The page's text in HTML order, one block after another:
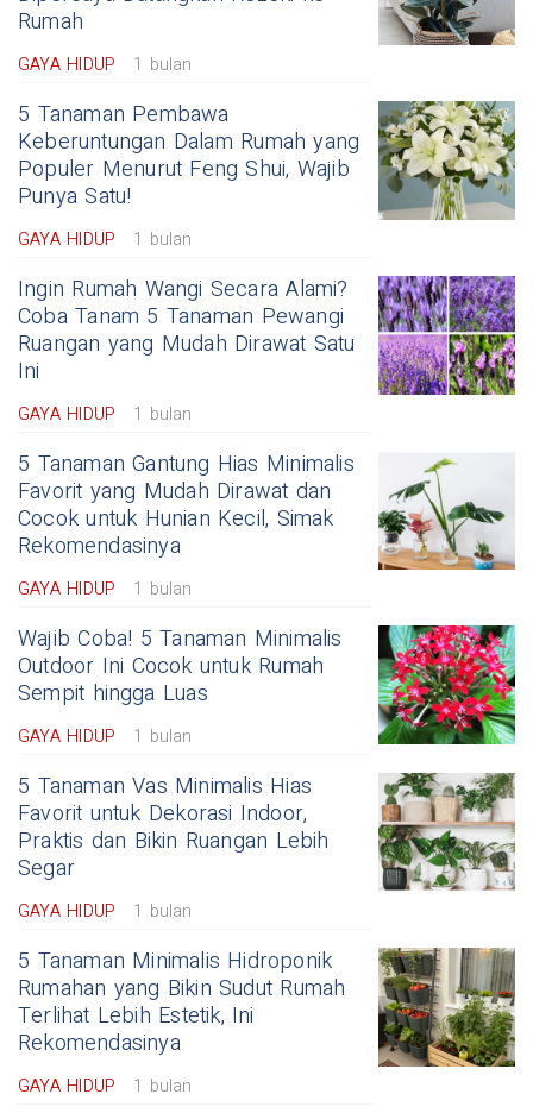
Rumah
GAYA HIDUP 1 bulan
5 Tanaman Pembawa
Keberuntungan Dalam Rumah yang
Populer Menurut Feng Shui, Wajib
Punya Satu!
GAYA HIDUP 1 bulan
Ingin Rumah Wangi Secara Alami?
Coba Tanam 5 Tanaman Pewangi
Ruangan yang Mudah Dirawat Satu
Ini
GAYA HIDUP 1 bulan
5 Tanaman Gantung Hias Minimalis
Favorit yang Mudah Dirawat dan
Cocok untuk Hunian Kecil, Simak
Rekomendasinya
GAYA HIDUP 1 bulan
Wajib Coba! 5 Tanaman Minimalis
Outdoor Ini Cocok untuk Rumah
Sempit hingga Luas
GAYA HIDUP 1 bulan
5 Tanaman Vas Minimalis Hias
Favorit untuk Dekorasi Indoor,
Praktis dan Bikin Ruangan Lebih
Segar
GAYA HIDUP 1 bulan
5 Tanaman Minimalis Hidroponik
Rumahan yang Bikin Sudut Rumah
Terlihat Lebih Estetik, Ini
Rekomendasinya
GAYA HIDUP 1 bulan